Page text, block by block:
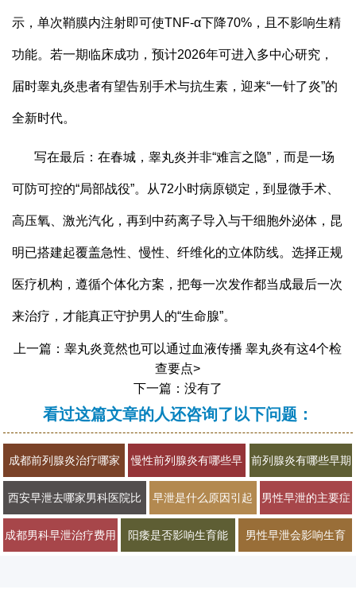
示，单次鞘膜内注射即可使TNF-α下降70%，且不影响生精
功能。若一期临床成功，预计2026年可进入多中心研究，
届时睾丸炎患者有望告别手术与抗生素，迎来“一针了炎”的
全新时代。
写在最后：在春城，睾丸炎并非“难言之隐”，而是一场
可防可控的“局部战役”。从72小时病原锁定，到显微手术、
高压氧、激光汽化，再到中药离子导入与干细胞外泌体，昆
明已搭建起覆盖急性、慢性、纤维化的立体防线。选择正规
医疗机构，遵循个体化方案，把每一次发作都当成最后一次
来治疗，才能真正守护男人的“生命腺”。
上一篇：睾丸炎竟然也可以通过血液传播 睾丸炎有这4个检
查要点>
下一篇：没有了
看过这篇文章的人还咨询了以下问题：
成都前列腺炎治疗哪家
医院好2026男科专科门
诊正规推荐
慢性前列腺炎有哪些早
期症状？2026年科学治
疗与预防方法
前列腺炎有哪些早期
症状以及日常如何护
理
西安早泄去哪家男科医院比
较好
早泄是什么原因引起
的及如何自我调理
男性早泄的主要症
状和原因有哪些
成都男科早泄治疗费用 阳痿是否影响生育能 男性早泄会影响生育